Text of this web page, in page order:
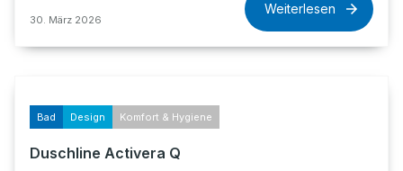
30. März 2026
Weiterlesen
Bad Design Komfort & Hygiene
Duschline Activera Q